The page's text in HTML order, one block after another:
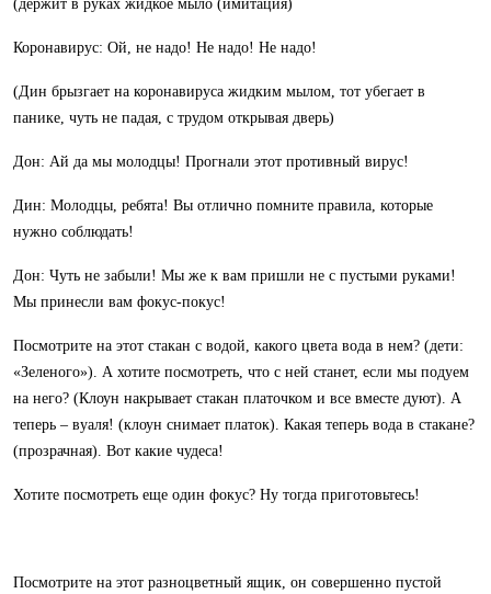
(держит в руках жидкое мыло (имитация)
Коронавирус: Ой, не надо! Не надо! Не надо!
(Дин брызгает на коронавируса жидким мылом, тот убегает в
панике, чуть не падая, с трудом открывая дверь)
Дон: Ай да мы молодцы! Прогнали этот противный вирус!
Дин: Молодцы, ребята! Вы отлично помните правила, которые
нужно соблюдать!
Дон: Чуть не забыли! Мы же к вам пришли не с пустыми руками!
Мы принесли вам фокус-покус!
Посмотрите на этот стакан с водой, какого цвета вода в нем? (дети:
«Зеленого»). А хотите посмотреть, что с ней станет, если мы подуем
на него? (Клоун накрывает стакан платочком и все вместе дуют). А
теперь – вуаля! (клоун снимает платок). Какая теперь вода в стакане?
(прозрачная). Вот какие чудеса!
Хотите посмотреть еще один фокус? Ну тогда приготовьтесь!
Посмотрите на этот разноцветный ящик, он совершенно пустой